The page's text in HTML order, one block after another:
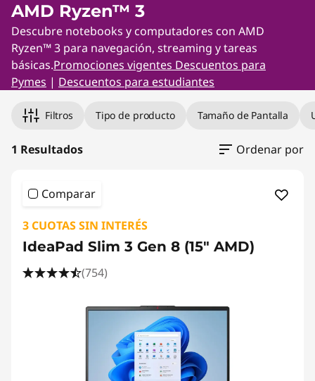
e
n
3
AMD Ryzen™ 3
Descubre notebooks y computadores con AMD
Ryzen™ 3 para navegación, streaming y tareas
básicas.Promociones vigentes Descuentos para
Pymes | Descuentos para estudiantes
Filtros Tipo de producto Tamaño de Pantalla
1 Resultados Ordenar por
Comparar
3 CUOTAS SIN INTERÉS
IdeaPad Slim 3 Gen 8 (15" AMD)
(754)